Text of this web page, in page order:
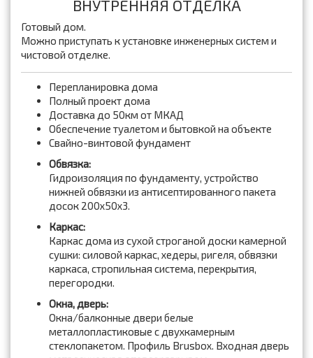
ВНУТРЕННЯЯ ОТДЕЛКА
Готовый дом.
Можно приступать к установке инженерных систем и
чистовой отделке.
Перепланировка дома
Полный проект дома
Доставка до 50км от МКАД
Обеспечение туалетом и бытовкой на объекте
Свайно-винтовой фундамент
Обвязка:
Гидроизоляция по фундаменту, устройство
нижней обвязки из антисептированного пакета
досок 200x50x3.
Каркас:
Каркас дома из сухой строганой доски камерной
сушки: силовой каркас, хедеры, ригеля, обвязки
каркаса, стропильная система, перекрытия,
перегородки.
Окна, дверь:
Окна/балконные двери белые
металлопластиковые с двухкамерным
стеклопакетом. Профиль Brusbox. Входная дверь